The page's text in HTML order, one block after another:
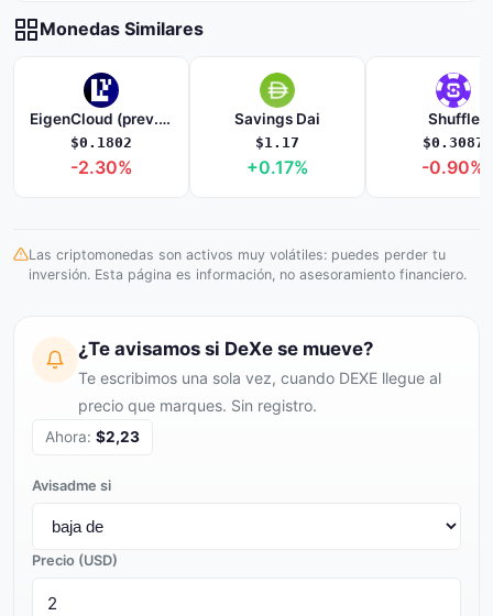
Monedas Similares
EigenCloud (prev. EigenLayer)
$0.1802
-2.30%
Savings Dai
$1.17
+0.17%
Shuffle
$0.3087
-0.90%
Las criptomonedas son activos muy volátiles: puedes perder tu
inversión. Esta página es información, no asesoramiento financiero.
¿Te avisamos si DeXe se mueve?
Te escribimos una sola vez, cuando DEXE llegue al
precio que marques. Sin registro.
Ahora: $2,23
Avisadme si
Precio (USD)